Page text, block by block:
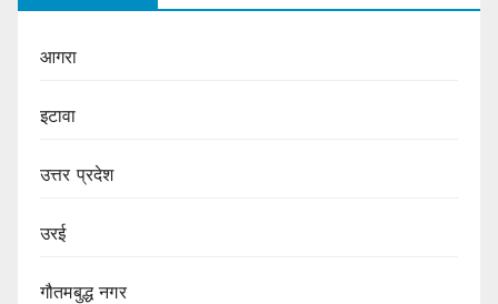
आगरा
इटावा
उत्तर प्रदेश
उरई
गौतमबुद्ध नगर